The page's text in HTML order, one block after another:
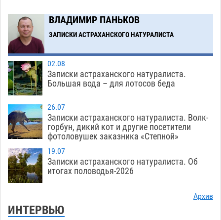
Загрузить еще
ВЛАДИМИР ПАНЬКОВ
ЗАПИСКИ АСТРАХАНСКОГО НАТУРАЛИСТА
02.08
Записки астраханского натуралиста.
Большая вода – для лотосов беда
26.07
Записки астраханского натуралиста. Волк-
горбун, дикий кот и другие посетители
фотоловушек заказника «Степной»
19.07
Записки астраханского натуралиста. Об
итогах половодья-2026
Архив
ИНТЕРВЬЮ